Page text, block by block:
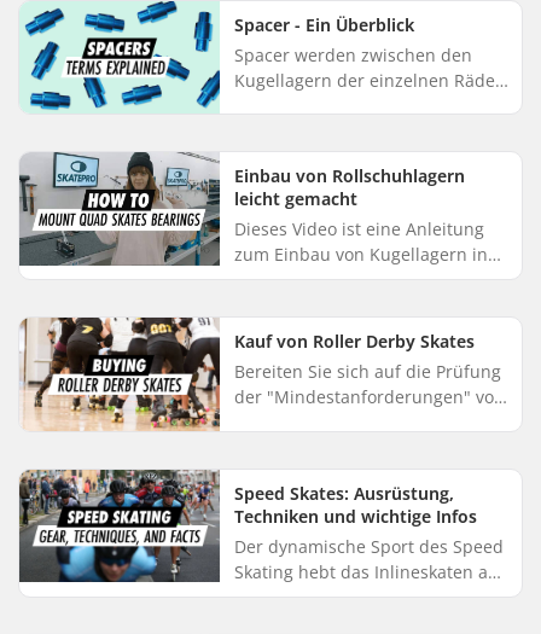
45 - 55 45 - 65 11...
Spacer - Ein Überblick
Spacer werden zwischen den
Kugellagern der einzelnen Räder
und fast allen anderen Rädern
zum Ei...
Einbau von Rollschuhlagern
leicht gemacht
Dieses Video ist eine Anleitung
zum Einbau von Kugellagern in
Rollschuhrollen. Mit einem skate
Anleitung zum Einbau vo...
Kauf von Roller Derby Skates
Bereiten Sie sich auf die Prüfung
der "Mindestanforderungen" vor?
Skates? In jedem Fal...
Speed Skates: Ausrüstung,
Techniken und wichtige Infos
Der dynamische Sport des Speed
Skating hebt das Inlineskaten auf
ein neues Level und legt den